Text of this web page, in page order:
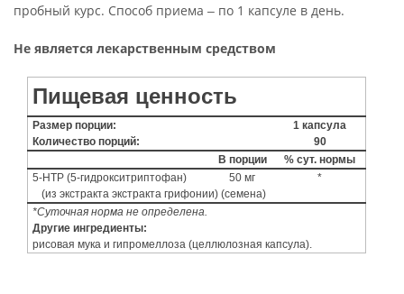
пробный курс. Способ приема ‒ по 1 капсуле в день.
Не является лекарственным средством
Пищевая ценность
Размер порции:
1 капсула
Количество порций:
90
В порции
% сут. нормы
5-HTP (5-гидрокситриптофан)
50 мг
*
(из экстракта экстракта грифонии) (семена)
*Суточная норма не определена.
Другие ингредиенты:
рисовая мука и гипромеллоза (целлюлозная капсула).